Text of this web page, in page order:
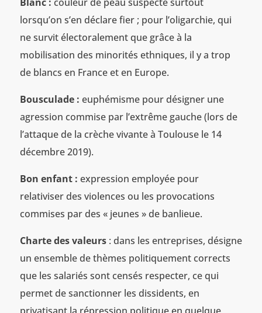
lorsqu’on s’en déclare fier ; pour l’oligarchie, qui
ne survit électoralement que grâce à la
mobilisation des minorités ethniques, il y a trop
de blancs en France et en Europe.
Bousculade : euphémisme pour désigner une
agression commise par l’extrême gauche (lors de
l’attaque de la crèche vivante à Toulouse le 14
décembre 2019).
Bon enfant : expression employée pour
relativiser des violences ou les provocations
commises par des « jeunes » de banlieue.
Charte des valeurs : dans les entreprises, désigne
un ensemble de thèmes politiquement corrects
que les salariés sont censés respecter, ce qui
permet de sanctionner les dissidents, en
privatisant la répression politique en quelque